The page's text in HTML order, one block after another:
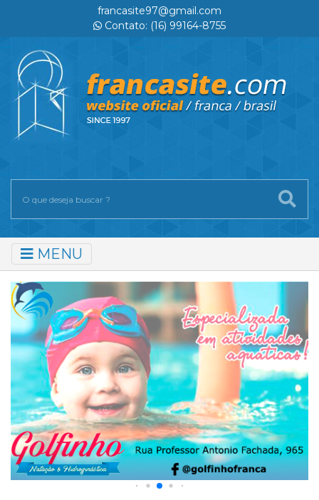
francasite97@gmail.com
Contato: (16) 99164-8755
MENU